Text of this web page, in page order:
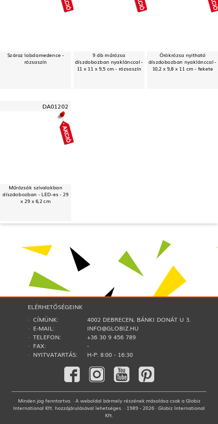
Száraz labdamedence -
rózsaszín
9 db műrózsa
díszdobozban nyaklánccal -
11 x 11 x 9,5 cm - rózsaszín
Örökrózsa nyitható
díszdobozban nyaklánccal -
10,2 x 9,8 x 11 cm - fekete
DA01202
Műrózsák szívalakban
díszdobozban - LED-es - 29
x 29 x 6,2 cm
ELÉRHETŐSÉGEINK
· CÍMÜNK:
4002 DEBRECEN, BÁNKI DONÁT U 3.
· E-MAIL:
INFO@GLOBIZ.HU
· TELEFON:
+36 30 9 456 789
· FAX:
-
· NYITVATARTÁS:
H-P: 8:00 - 16:30
Minden jog fenntartva. · A weboldal bármely részének másolása csak a Globiz
International Kft. hozzájárulásával lehetséges. · 1989 - 2026 · Globiz International
Kft.